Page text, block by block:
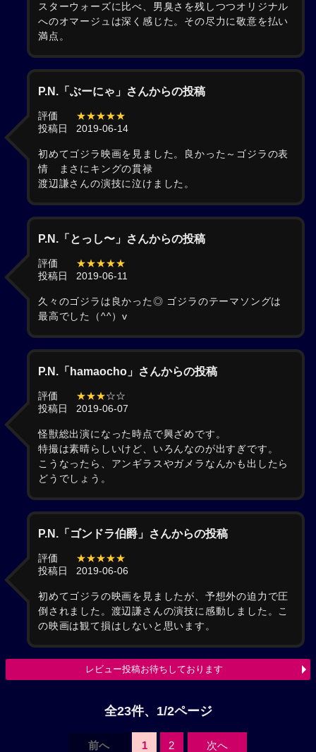
スターウォーズに比べ、男臭さを残しつつオリジナル
へのオマージュは深く感じた。その尽力に敬意を払い
満点。
P.N.「ぶーにゃ」さんからの投稿
評価
★★★★★
投稿日
2019-06-14
初めてゴジラ映画を見ました。良かった～ゴジラの表
情 まさにキングの貫禄
渡辺謙さんの演技に泣けました。
P.N.「とっし〜」さんからの投稿
評価
★★★★★
投稿日
2019-06-11
久々のゴジラは良かった◎ ゴジラのテーマソングは
最高でした（^^）v
P.N.「hamaocho」さんからの投稿
評価 ★★★☆☆
投稿日
2019-06-07
怪獣総出演になった時点で興ざめです。
特撮は素晴らしいけど、いろんなのが出すぎです。
こうなったら、アンギラスやガメラなんかも出したら
どうでしょう。
P.N.「ゴンドラ伯爵」さんからの投稿
評価
★★★★★
投稿日
2019-06-06
初めてゴジラの映画を見ましたが、予想外の迫力で圧
倒されました。渡辺謙さんの演技に感動しました。こ
の映画は観て損はしないと思います。
レビュー投稿お待ちしております
全23件、1/2ページ
前へ 1 2 次へ